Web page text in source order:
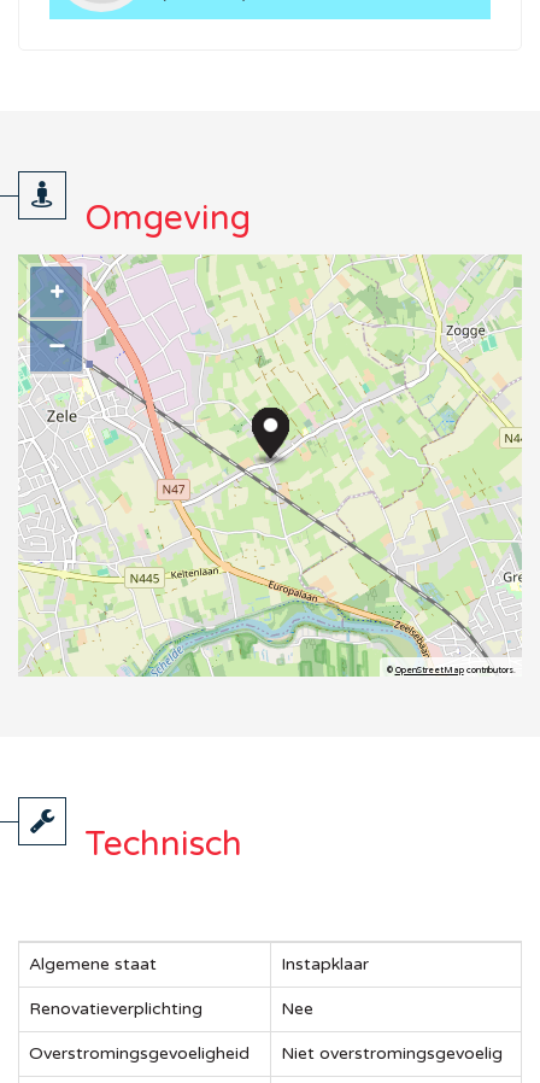
Omgeving
+
−
© OpenStreetMapcontributors.
Technisch
Algemene staat Instapklaar
Renovatieverplichting Nee
Overstromingsgevoeligheid Niet overstromingsgevoelig